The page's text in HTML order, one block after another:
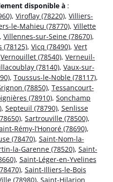
disponible à :
, Viroflay (78220), Villiers-
le-Mahieu (78770), Villette
Villennes-sur-Seine (78670),
(78125), Vicq (78490), Vert
Vernouillet (78540), Verneuil-
(78140), Vaux-sur-
, Toussus-le-Noble (78117),
(78850), Tessancourt-
(78910), Sonchamp
, Septeuil (78790), Senlisse
, Sartrouville (78500),
Rémy-l’Honoré (78690),
(78470), Saint-Nom-la-
la-Garenne (78520), Saint-
, Saint-Léger-en-Yvelines
, Saint-Illiers-le-Bois
(78980), Saint-Hilarion